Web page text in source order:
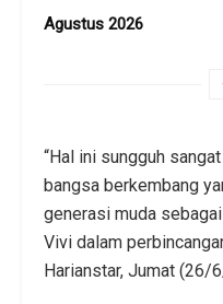
Agustus 2026
“Hal ini sungguh
bangsa berkembang
generasi muda
Vivi dalam
Harianstar, Jumat (26/